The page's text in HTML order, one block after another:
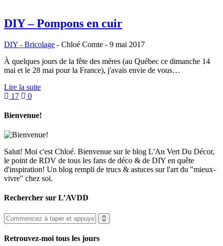
DIY – Pompons en cuir
DIY - Bricolage - Chloé Comte - 9 mai 2017
À quelques jours de la fête des mères (au Québec ce dimanche 14
mai et le 28 mai pour la France), j'avais envie de vous…
Lire la suite
17
0
Bienvenue!
Salut! Moi c'est Chloé. Bienvenue sur le blog L'An Vert Du Décor,
le point de RDV de tous les fans de déco & de DIY en quête
d'inspiration! Un blog rempli de trucs & astuces sur l'art du "mieux-
vivre" chez soi.
Rechercher sur L’AVDD
Retrouvez-moi tous les jours